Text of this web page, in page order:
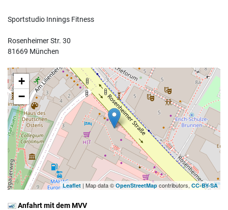
Sportstudio Innings Fitness
Rosenheimer Str. 30
81669 München
+
−
Leaflet | Map data © OpenStreetMap contributors, CC-BY-SA
Anfahrt mit dem MVV